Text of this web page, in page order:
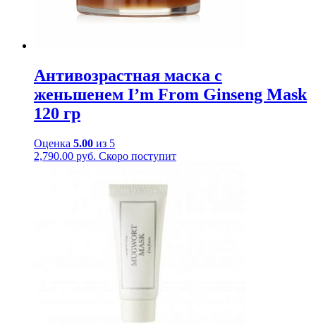
Антивозрастная маска с
женьшенем I’m From Ginseng Mask
120 гр
Оценка 5.00 из 5
2,790.00 руб. Скоро поступит